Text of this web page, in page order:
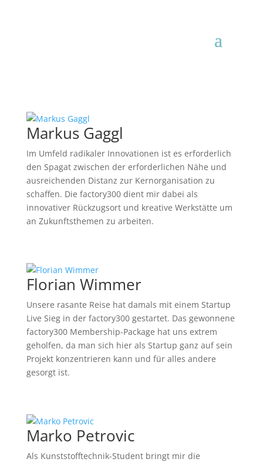
Markus Gaggl
Im Umfeld radikaler Innovationen ist es erforderlich
den Spagat zwischen der erforderlichen Nähe und
ausreichenden Distanz zur Kernorganisation zu
schaffen. Die factory300 dient mir dabei als
innovativer Rückzugsort und kreative Werkstätte um
an Zukunftsthemen zu arbeiten.
Florian Wimmer
Unsere rasante Reise hat damals mit einem Startup
Live Sieg in der factory300 gestartet. Das gewonnene
factory300 Membership-Package hat uns extrem
geholfen, da man sich hier als Startup ganz auf sein
Projekt konzentrieren kann und für alles andere
gesorgt ist.
Marko Petrovic
Als Kunststofftechnik-Student bringt mir die